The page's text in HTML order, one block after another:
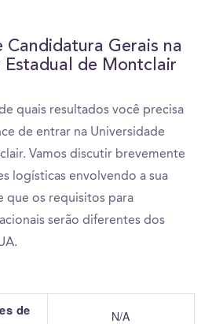
Candidatura Gerais na
Estadual de Montclair
quais resultados você precisa
de entrar na Universidade
Vamos discutir brevemente
logísticas envolvendo a sua
que os requisitos para
serão diferentes dos
de
N/A